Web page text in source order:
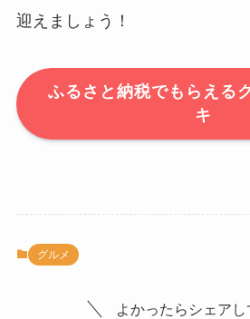
迎えましょう！
ふるさと納税でもらえる
キ
グルメ
よかったらシェアし